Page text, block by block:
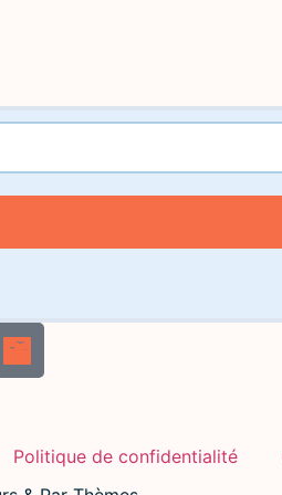
Politique de confidentialité